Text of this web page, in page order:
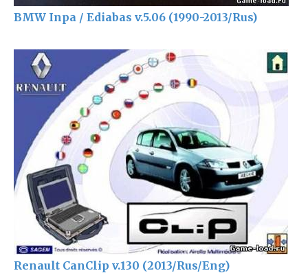
BMW Inpa / Ediabas v.5.06 (1990-2013/Rus)
Renault CanClip v.130 (2013/Rus/Eng)